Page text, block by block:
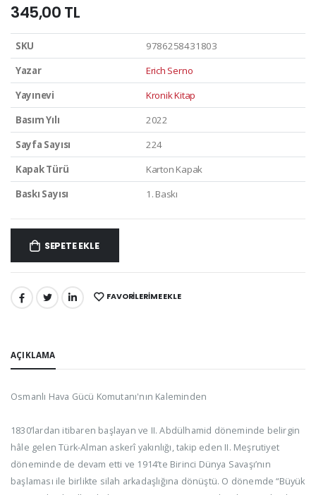
345,00 TL
SKU
9786258431803
Yazar
Erich Serno
Yayınevi
Kronik Kitap
Basım Yılı
2022
Sayfa Sayısı
224
Kapak Türü
Karton Kapak
Baskı Sayısı
1. Baskı
SEPETE EKLE
PAYLAŞ: FAVORILERIME EKLE
AÇIKLAMA
Osmanlı Hava Gücü Komutanı'nın Kaleminden
1830’lardan itibaren başlayan ve II. Abdülhamid döneminde belirgin
hâle gelen Türk-Alman askerî yakınlığı, takip eden II. Meşrutiyet
döneminde de devam etti ve 1914’te Birinci Dünya Savaşı’nın
başlaması ile birlikte silah arkadaşlığına dönüştü. O dönemde “Büyük